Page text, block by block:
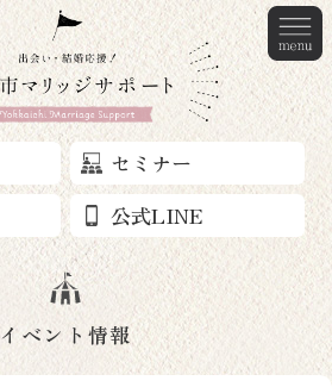
セミナー
公式LINE
イベント情報